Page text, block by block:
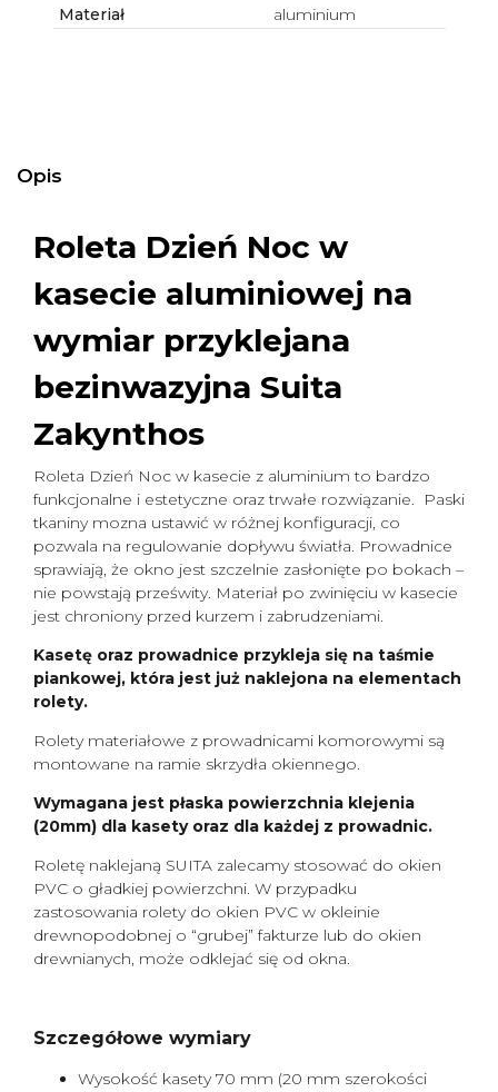
Materiał aluminium
Opis
Roleta Dzień Noc w
kasecie aluminiowej na
wymiar przyklejana
bezinwazyjna Suita
Zakynthos
Roleta Dzień Noc w kasecie z aluminium to bardzo
funkcjonalne i estetyczne oraz trwałe rozwiązanie. Paski
tkaniny mozna ustawić w różnej konfiguracji, co
pozwala na regulowanie dopływu światła. Prowadnice
sprawiają, że okno jest szczelnie zasłonięte po bokach –
nie powstają prześwity. Materiał po zwinięciu w kasecie
jest chroniony przed kurzem i zabrudzeniami.
Kasetę oraz prowadnice przykleja się na taśmie
piankowej, która jest już naklejona na elementach
rolety.
Rolety materiałowe z prowadnicami komorowymi są
montowane na ramie skrzydła okiennego.
Wymagana jest płaska powierzchnia klejenia
(20mm) dla kasety oraz dla każdej z prowadnic.
Roletę naklejaną SUITA zalecamy stosować do okien
PVC o gładkiej powierzchni. W przypadku
zastosowania rolety do okien PVC w okleinie
drewnopodobnej o “grubej” fakturze lub do okien
drewnianych, może odklejać się od okna.
Szczegółowe wymiary
Wysokość kasety 70 mm (20 mm szerokości